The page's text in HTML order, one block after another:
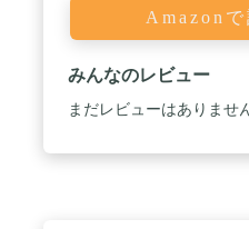
Amazonで
みんなのレビュー
まだレビューはありませ